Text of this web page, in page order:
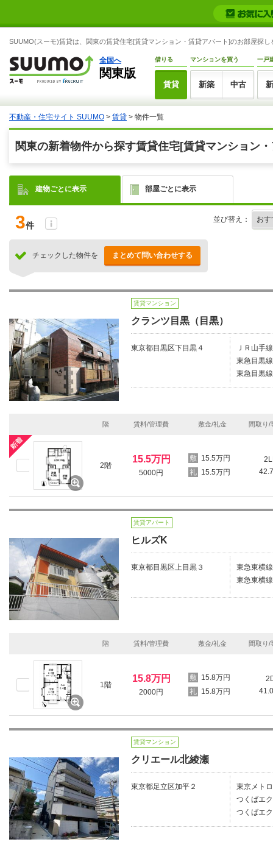
SUUMO(スーモ)賃貸は、関東の賃貸住宅[賃貸マンション・賃貸アパート]のお部屋探
全国へ
関東版
借りる
賃貸
マンションを買う
新築 中古
一戸
不動産・住宅サイト SUUMO > 賃貸 > 物件一覧
関東の新着物件から探す賃貸住宅[賃貸マンション
建物ごとに表示 部屋ごとに表示
3件
並び替え：
チェックした物件を まとめて問い合わせする
賃貸マンション
クランツ目黒（目黒）
東京都目黒区下目黒４
ＪＲ山手
東急目黒
東急目黒
階 賃料/管理費 敷金/礼金 間取り/
2階
15.5万円
5000円
15.5万円
15.5万円
賃貸アパート
ヒルズK
東京都目黒区上目黒３
東急東横
東急東横
階 賃料/管理費 敷金/礼金 間取り/
1階
15.8万円
2000円
15.8万円
15.8万円
賃貸マンション
クリエール北綾瀬
東京都足立区加平２
東京メト
つくばエ
つくばエ